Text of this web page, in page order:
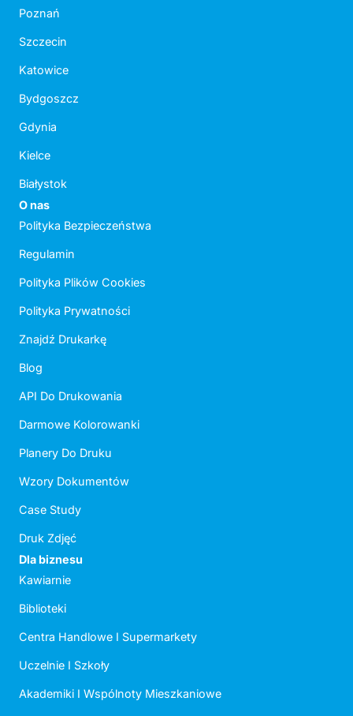
Poznań
Szczecin
Katowice
Bydgoszcz
Gdynia
Kielce
Białystok
O nas
Polityka Bezpieczeństwa
Regulamin
Polityka Plików Cookies
Polityka Prywatności
Znajdź Drukarkę
Blog
API Do Drukowania
Darmowe Kolorowanki
Planery Do Druku
Wzory Dokumentów
Case Study
Druk Zdjęć
Dla biznesu
Kawiarnie
Biblioteki
Centra Handlowe I Supermarkety
Uczelnie I Szkoły
Akademiki I Wspólnoty Mieszkaniowe